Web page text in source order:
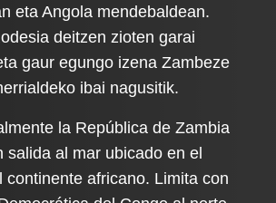
eta Angola mendebaldean.
deitzen zioten garai
gaur egungo izena Zambeze
ibai nagusitik.
la República de Zambia
salida al mar ubicado en el
continente africano. Limita con